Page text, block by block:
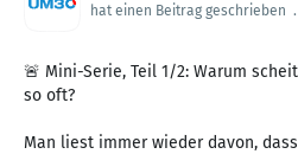
hat einen Beitrag geschrieben .
🚨 Mini-Serie, Teil 1/2: Warum
so oft?
Man liest immer wieder davon,